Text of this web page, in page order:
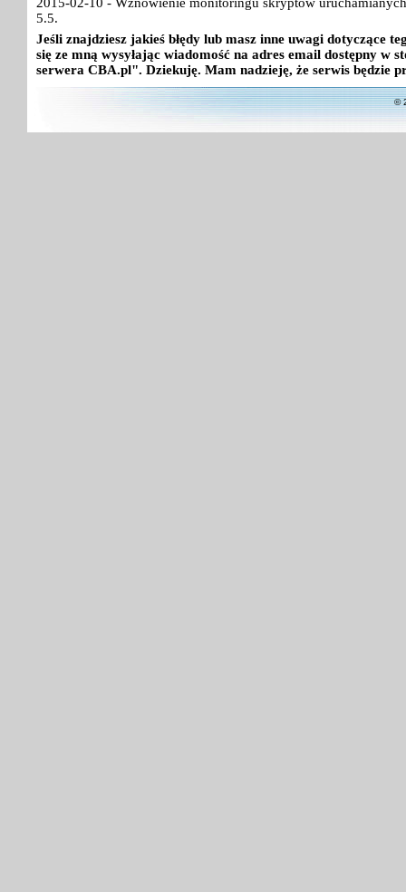
5.5.
Jeśli znajdziesz jakieś błędy lub masz inne uwagi dotyczące
się ze mną wysyłając wiadomość na adres email dostępny
serwera CBA.pl". Dziekuję. Mam nadzieję, że serwis będzie
©